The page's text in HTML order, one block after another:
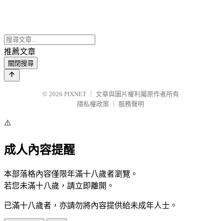
推薦文章
關閉搜尋
© 2026 PIXNET
文章與圖片權利屬原作者所有
隱私權政策
服務聲明
⚠️
成人內容提醒
本部落格內容僅限年滿十八歲者瀏覽。
若您未滿十八歲，請立即離開。
已滿十八歲者，亦請勿將內容提供給未成年人士。